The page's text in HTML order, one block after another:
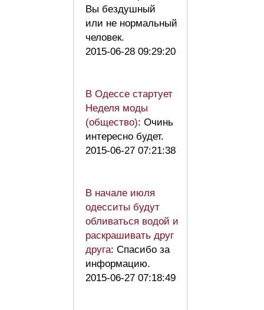
Вы бездушный
или не нормальный
человек.
2015-06-28 09:29:20
В Одессе стартует
Неделя моды
(общество): Очинь
интересно будет.
2015-06-27 07:21:38
В начале июля
одесситы будут
обливаться водой и
раскрашивать друг
друга: Спасибо за
информацию.
2015-06-27 07:18:49